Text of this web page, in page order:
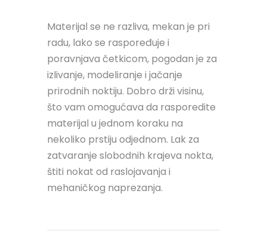
Materijal se ne razliva, mekan je pri
radu, lako se raspoređuje i
poravnjava četkicom, pogodan je za
izlivanje, modeliranje i jačanje
prirodnih noktiju. Dobro drži visinu,
što vam omogućava da rasporedite
materijal u jednom koraku na
nekoliko prstiju odjednom. Lak za
zatvaranje slobodnih krajeva nokta,
štiti nokat od raslojavanja i
mehaničkog naprezanja.